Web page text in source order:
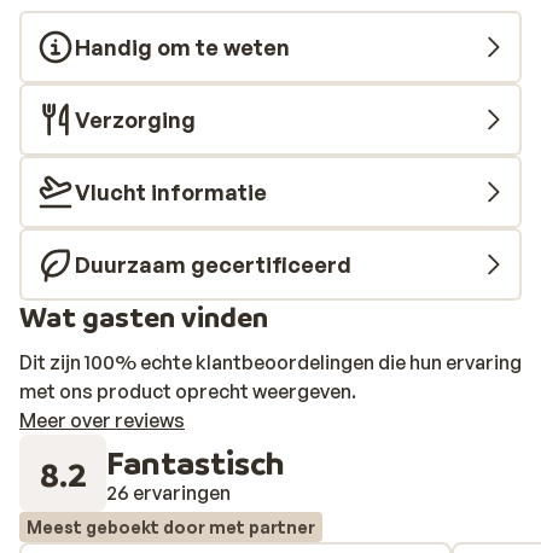
dit zeker een aanrader. Wie vindt als eerste de
gezonken stad?
Handig om te weten
Verzorging
Vlucht informatie
Duurzaam gecertificeerd
Wat gasten vinden
Dit zijn 100% echte klantbeoordelingen die hun ervaring
met ons product oprecht weergeven.
Meer over reviews
8.2 Fantastisch
26 ervaringen
Meest geboekt door met partner